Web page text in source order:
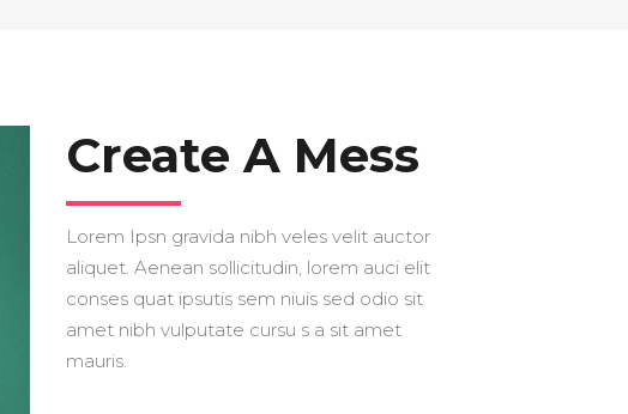
Create A Mess
Lorem Ipsn gravida nibh veles velit auctor
aliquet. Aenean sollicitudin, lorem auci elit
conses quat ipsutis sem niuis sed odio sit
amet nibh vulputate cursu s a sit amet
mauris.